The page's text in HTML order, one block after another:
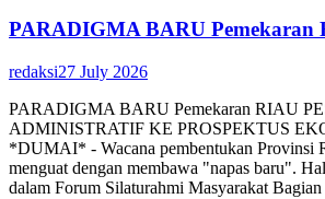
PARADIGMA BARU Pemekaran
redaksi27 July 2026
PARADIGMA BARU Pemekaran RIAU
ADMINISTRATIF KE PROSPEKTUS
*DUMAI* - Wacana pembentukan Provinsi
menguat dengan membawa "napas baru".
dalam Forum Silaturahmi Masyarakat